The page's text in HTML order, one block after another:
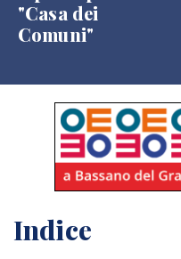
"Casa dei
Comuni"
Indice